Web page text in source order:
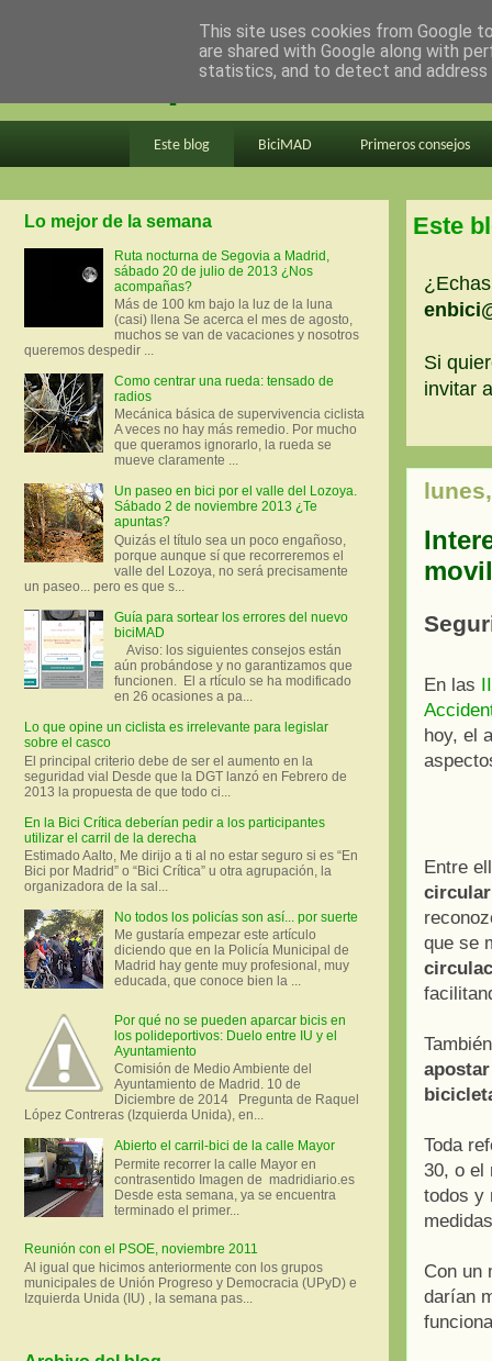
en bici por madrid
Este blog BiciMAD Primeros consejos
Este
Si
invitar
En las
hoy, el
Entre
que se
Toda
30, o el
todos y
Con un
darían
Lo mejor de la semana
Ruta nocturna de Segovia a Madrid,
sábado 20 de julio de 2013 ¿Nos
acompañas?
Más de 100 km bajo la luz de la luna
(casi) llena Se acerca el mes de agosto,
muchos se van de vacaciones y nosotros
queremos despedir ...
Como centrar una rueda: tensado de
radios
Mecánica básica de supervivencia ciclista
A veces no hay más remedio. Por mucho
que queramos ignorarlo, la rueda se
mueve claramente ...
Un paseo en bici por el valle del Lozoya.
Sábado 2 de noviembre 2013 ¿Te
apuntas?
Quizás el título sea un poco engañoso,
porque aunque sí que recorreremos el
valle del Lozoya, no será precisamente
un paseo... pero es que s...
Guía para sortear los errores del nuevo
biciMAD
Aviso: los siguientes consejos están
aún probándose y no garantizamos que
funcionen. El a rtículo se ha modificado
en 26 ocasiones a pa...
Lo que opine un ciclista es irrelevante para legislar
sobre el casco
El principal criterio debe de ser el aumento en la
seguridad vial Desde que la DGT lanzó en Febrero de
2013 la propuesta de que todo ci...
En la Bici Crítica deberían pedir a los participantes
utilizar el carril de la derecha
Estimado Aalto, Me dirijo a ti al no estar seguro si es “En
Bici por Madrid” o “Bici Crítica” u otra agrupación, la
organizadora de la sal...
No todos los policías son así... por suerte
Me gustaría empezar este artículo
diciendo que en la Policía Municipal de
Madrid hay gente muy profesional, muy
educada, que conoce bien la ...
Por qué no se pueden aparcar bicis en
los polideportivos: Duelo entre IU y el
Ayuntamiento
Comisión de Medio Ambiente del
Ayuntamiento de Madrid. 10 de
Diciembre de 2014 Pregunta de Raquel
López Contreras (Izquierda Unida), en...
Abierto el carril-bici de la calle Mayor
Permite recorrer la calle Mayor en
contrasentido Imagen de madridiario.es
Desde esta semana, ya se encuentra
terminado el primer...
Reunión con el PSOE, noviembre 2011
Al igual que hicimos anteriormente con los grupos
municipales de Unión Progreso y Democracia (UPyD) e
Izquierda Unida (IU) , la semana pas...
This site uses cookies from Google
are shared with Google along with
statistics, and to detect and address